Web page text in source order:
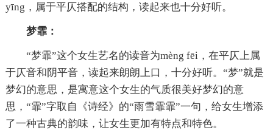
yīng，属于平仄搭配的结构，读起来也十分好听。
梦霏：
“梦霏”这个女生艺名的读音为mèng fēi，在平仄上属
于仄音和阴平音，读起来朗朗上口，十分好听。“梦”就是
梦幻的意思，是寓意这个女生的气质很美好梦幻的意
思，“霏”字取自《诗经》的“雨雪霏霏”一句，给女生增添
了一种古典的韵味，让女生更加有特点和特色。